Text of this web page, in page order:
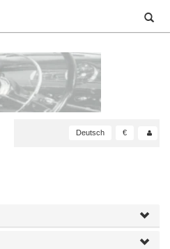
Deutsch €